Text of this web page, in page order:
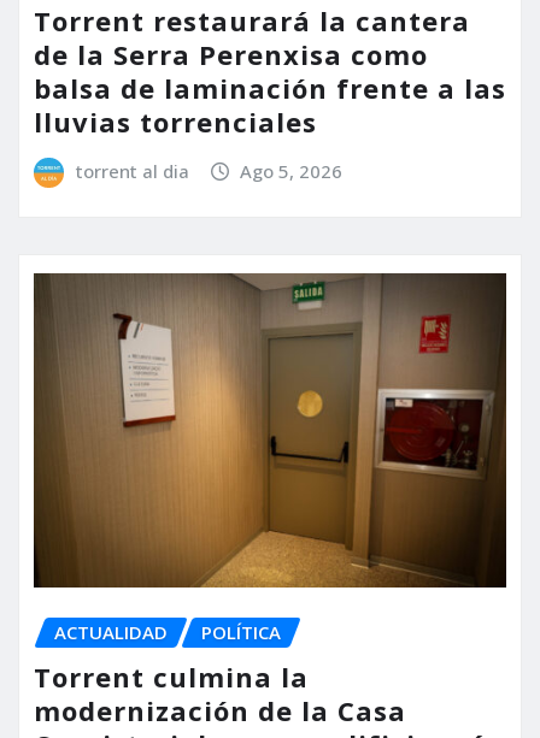
Torrent restaurará la cantera
de la Serra Perenxisa como
balsa de laminación frente a las
lluvias torrenciales
torrent al dia Ago 5, 2026
ACTUALIDAD POLÍTICA
Torrent culmina la
modernización de la Casa